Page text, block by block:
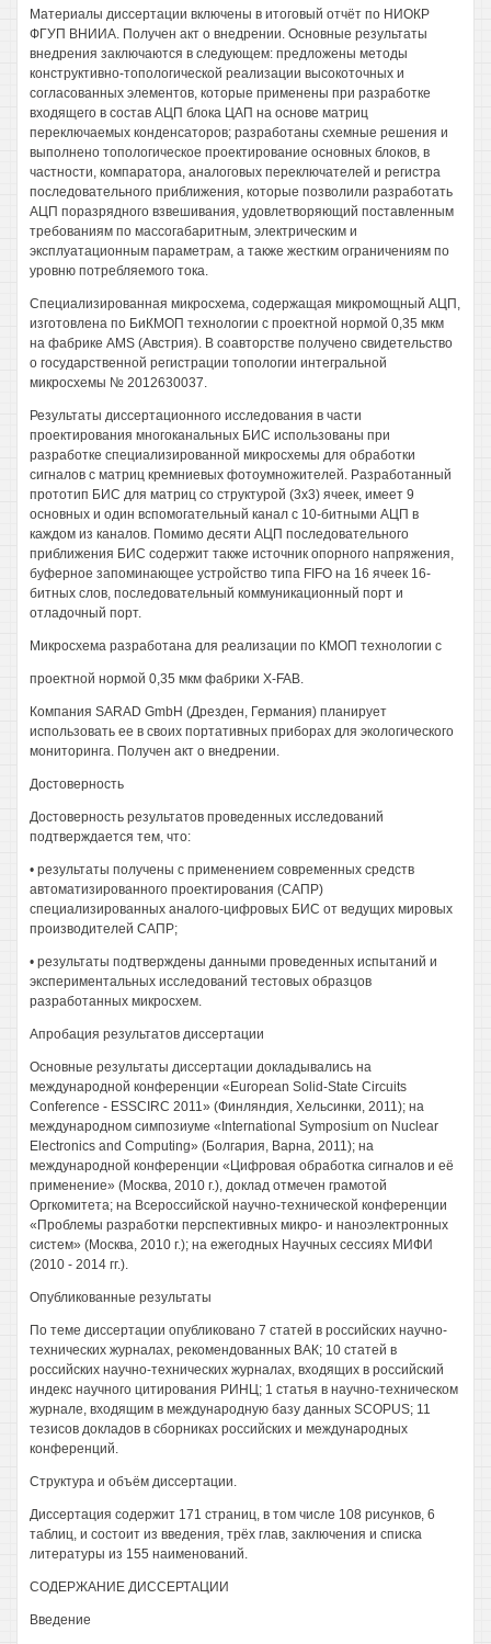
Материалы диссертации включены в итоговый отчёт по НИОКР
ФГУП ВНИИА. Получен акт о внедрении. Основные результаты
внедрения заключаются в следующем: предложены методы
конструктивно-топологической реализации высокоточных и
согласованных элементов, которые применены при разработке
входящего в состав АЦП блока ЦАП на основе матриц
переключаемых конденсаторов; разработаны схемные решения и
выполнено топологическое проектирование основных блоков, в
частности, компаратора, аналоговых переключателей и регистра
последовательного приближения, которые позволили разработать
АЦП поразрядного взвешивания, удовлетворяющий поставленным
требованиям по массогабаритным, электрическим и
эксплуатационным параметрам, а также жестким ограничениям по
уровню потребляемого тока.
Специализированная микросхема, содержащая микромощный АЦП,
изготовлена по БиКМОП технологии с проектной нормой 0,35 мкм
на фабрике AMS (Австрия). В соавторстве получено свидетельство
о государственной регистрации топологии интегральной
микросхемы № 2012630037.
Результаты диссертационного исследования в части
проектирования многоканальных БИС использованы при
разработке специализированной микросхемы для обработки
сигналов с матриц кремниевых фотоумножителей. Разработанный
прототип БИС для матриц со структурой (3x3) ячеек, имеет 9
основных и один вспомогательный канал с 10-битными АЦП в
каждом из каналов. Помимо десяти АЦП последовательного
приближения БИС содержит также источник опорного напряжения,
буферное запоминающее устройство типа FIFO на 16 ячеек 16-
битных слов, последовательный коммуникационный порт и
отладочный порт.
Микросхема разработана для реализации по КМОП технологии с
проектной нормой 0,35 мкм фабрики X-FAB.
Компания SARAD GmbH (Дрезден, Германия) планирует
использовать ее в своих портативных приборах для экологического
мониторинга. Получен акт о внедрении.
Достоверность
Достоверность результатов проведенных исследований
подтверждается тем, что:
• результаты получены с применением современных средств
автоматизированного проектирования (САПР)
специализированных аналого-цифровых БИС от ведущих мировых
производителей САПР;
• результаты подтверждены данными проведенных испытаний и
экспериментальных исследований тестовых образцов
разработанных микросхем.
Апробация результатов диссертации
Основные результаты диссертации докладывались на
международной конференции «European Solid-State Circuits
Conference - ESSCIRC 2011» (Финляндия, Хельсинки, 2011); на
международном симпозиуме «International Symposium on Nuclear
Electronics and Computing» (Болгария, Варна, 2011); на
международной конференции «Цифровая обработка сигналов и её
применение» (Москва, 2010 г.), доклад отмечен грамотой
Оргкомитета; на Всероссийской научно-технической конференции
«Проблемы разработки перспективных микро- и наноэлектронных
систем» (Москва, 2010 г.); на ежегодных Научных сессиях МИФИ
(2010 - 2014 гг.).
Опубликованные результаты
По теме диссертации опубликовано 7 статей в российских научно-
технических журналах, рекомендованных ВАК; 10 статей в
российских научно-технических журналах, входящих в российский
индекс научного цитирования РИНЦ; 1 статья в научно-техническом
журнале, входящим в международную базу данных SCOPUS; 11
тезисов докладов в сборниках российских и международных
конференций.
Структура и объём диссертации.
Диссертация содержит 171 страниц, в том числе 108 рисунков, 6
таблиц, и состоит из введения, трёх глав, заключения и списка
литературы из 155 наименований.
СОДЕРЖАНИЕ ДИССЕРТАЦИИ
Введение